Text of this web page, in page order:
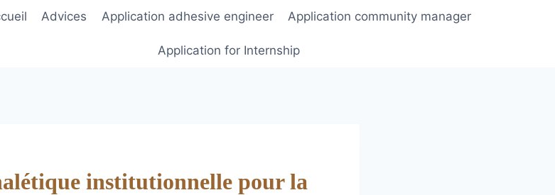
Advices Application adhesive engineer Application community manager
Application for Internship
institutionnelle pour la